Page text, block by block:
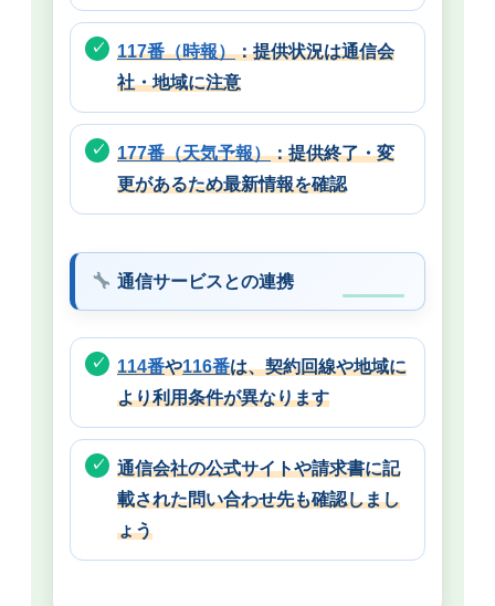
117番（時報）：提供状況は通信会
社・地域に注意
177番（天気予報）：提供終了・変
更があるため最新情報を確認
通信サービスとの連携
114番や116番は、契約回線や地域に
より利用条件が異なります
通信会社の公式サイトや請求書に記
載された問い合わせ先も確認しまし
ょう